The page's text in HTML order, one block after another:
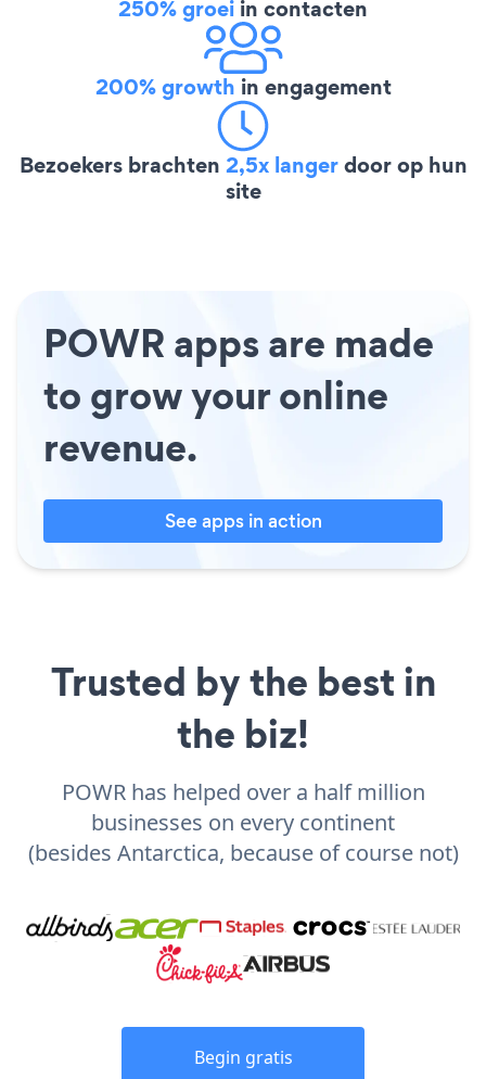
250% groei in contacten
200% growth in engagement
Bezoekers brachten 2,5x langerdoor op hun
site
POWR apps are made
to grow your online
revenue.
See apps in action
Trusted by the best in
the biz!
POWR has helped over a half million
businesses on every continent
(besides Antarctica, because of course not)
Begin gratis